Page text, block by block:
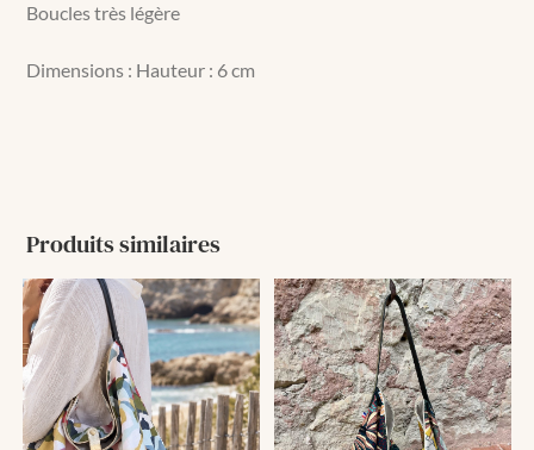
Boucles très légère
Dimensions : Hauteur : 6 cm
Produits similaires